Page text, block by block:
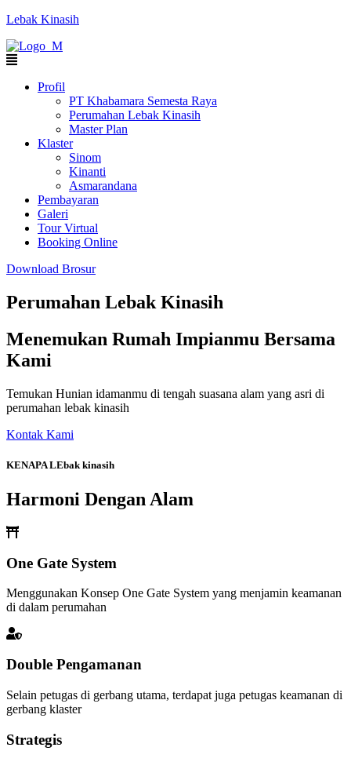
Lebak Kinasih
Profil
PT Khabamara Semesta Raya
Perumahan Lebak Kinasih
Master Plan
Klaster
Sinom
Kinanti
Asmarandana
Pembayaran
Galeri
Tour Virtual
Booking Online
Download Brosur
Perumahan Lebak Kinasih
Menemukan Rumah Impianmu Bersama
Kami
Temukan Hunian idamanmu di tengah suasana alam yang asri di
perumahan lebak kinasih
Kontak Kami
KENAPA LEbak kinasih
Harmoni Dengan Alam
One Gate System
Menggunakan Konsep One Gate System yang menjamin keamanan
di dalam perumahan
Double Pengamanan
Selain petugas di gerbang utama, terdapat juga petugas keamanan di
gerbang klaster
Strategis